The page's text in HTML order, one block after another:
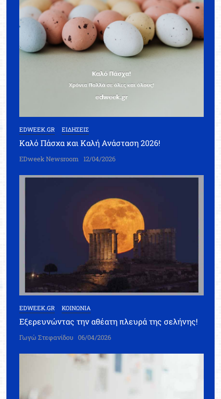
EDWEEK.GR ΕΙΔΗΣΕΙΣ
Καλό Πάσχα και Καλή Ανάσταση 2026!
EDweek Newsroom 12/04/2026
EDWEEK.GR ΚΟΙΝΩΝΙΑ
Εξερευνώντας την αθέατη πλευρά της σελήνης!
Γωγώ Στεφανίδου 06/04/2026